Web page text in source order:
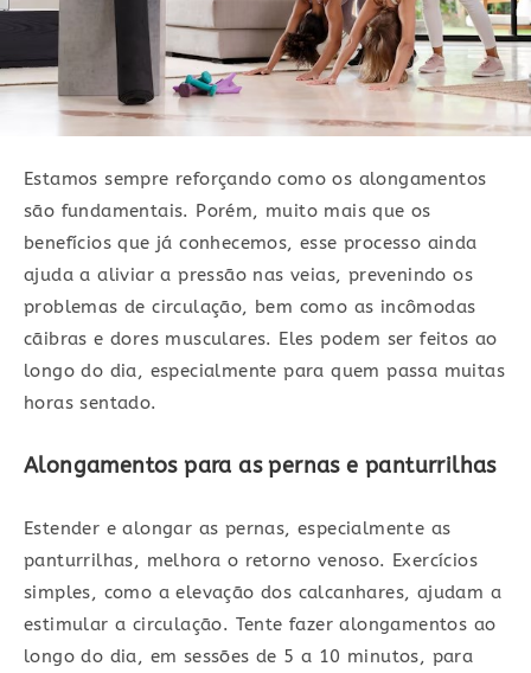
Estamos sempre reforçando como os alongamentos
são fundamentais. Porém, muito mais que os
benefícios que já conhecemos, esse processo ainda
ajuda a aliviar a pressão nas veias, prevenindo os
problemas de circulação, bem como as incômodas
cãibras e dores musculares. Eles podem ser feitos ao
longo do dia, especialmente para quem passa muitas
horas sentado.
Alongamentos para as pernas e panturrilhas
Estender e alongar as pernas, especialmente as
panturrilhas, melhora o retorno venoso. Exercícios
simples, como a elevação dos calcanhares, ajudam a
estimular a circulação. Tente fazer alongamentos ao
longo do dia, em sessões de 5 a 10 minutos, para